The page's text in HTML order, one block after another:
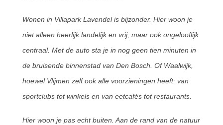
Wonen in Villapark Lavendel is bijzonder. Hier woon je
niet alleen heerlijk landelijk en vrij, maar ook ongelooflijk
centraal. Met de auto sta je in nog geen tien minuten in
de bruisende binnenstad van Den Bosch. Of Waalwijk,
hoewel Vlijmen zelf ook alle voorzieningen heeft: van
sportclubs tot winkels en van eetcafés tot restaurants.
Hier woon je pas echt buiten. Aan de rand van de natuur